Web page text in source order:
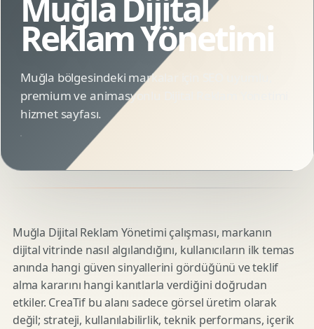
Reklam Yönetimi
Muğla bölgesindeki markalar için SEO uyumlu,
premium ve animasyonlu Dijital Reklam Yönetimi
hizmet sayfası.
Muğla Dijital Reklam Yönetimi çalışması, markanın
dijital vitrinde nasıl algılandığını, kullanıcıların ilk temas
anında hangi güven sinyallerini gördüğünü ve teklif
alma kararını hangi kanıtlarla verdiğini doğrudan
etkiler. CreaTif bu alanı sadece görsel üretim olarak
değil; strateji, kullanılabilirlik, teknik performans, içerik